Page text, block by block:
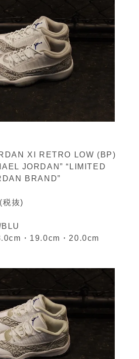
XI RETRO LOW (BP)
JORDAN” “LIMITED
BRAND”
税抜)
・19.0cm・20.0cm